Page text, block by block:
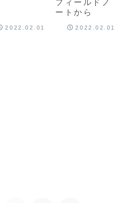
2022.02.01
フィールドノ
ートから
2022.02.01